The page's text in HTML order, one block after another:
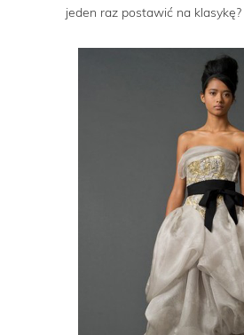
jeden raz postawić na klasykę?